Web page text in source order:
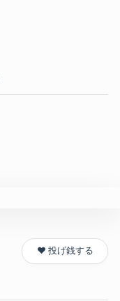
❤️ 投げ銭する